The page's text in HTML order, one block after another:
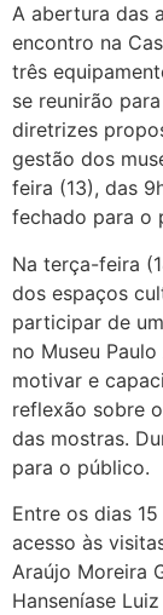
A abertura das
encontro na
três
se reunirão
diretrizes
gestão dos
feira (13), das
fechado para o
Na terça-feira
dos espaços
participar de
no Museu
motivar e
reflexão sobre
das mostras.
para o público.
Entre os dias
acesso às
Araújo Moreira
Hanseníase